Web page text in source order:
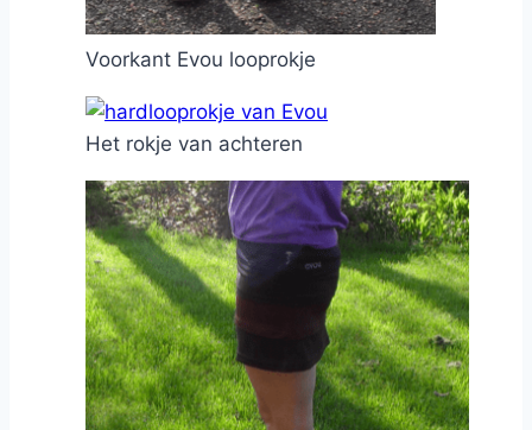
Voorkant Evou looprokje
Het rokje van achteren